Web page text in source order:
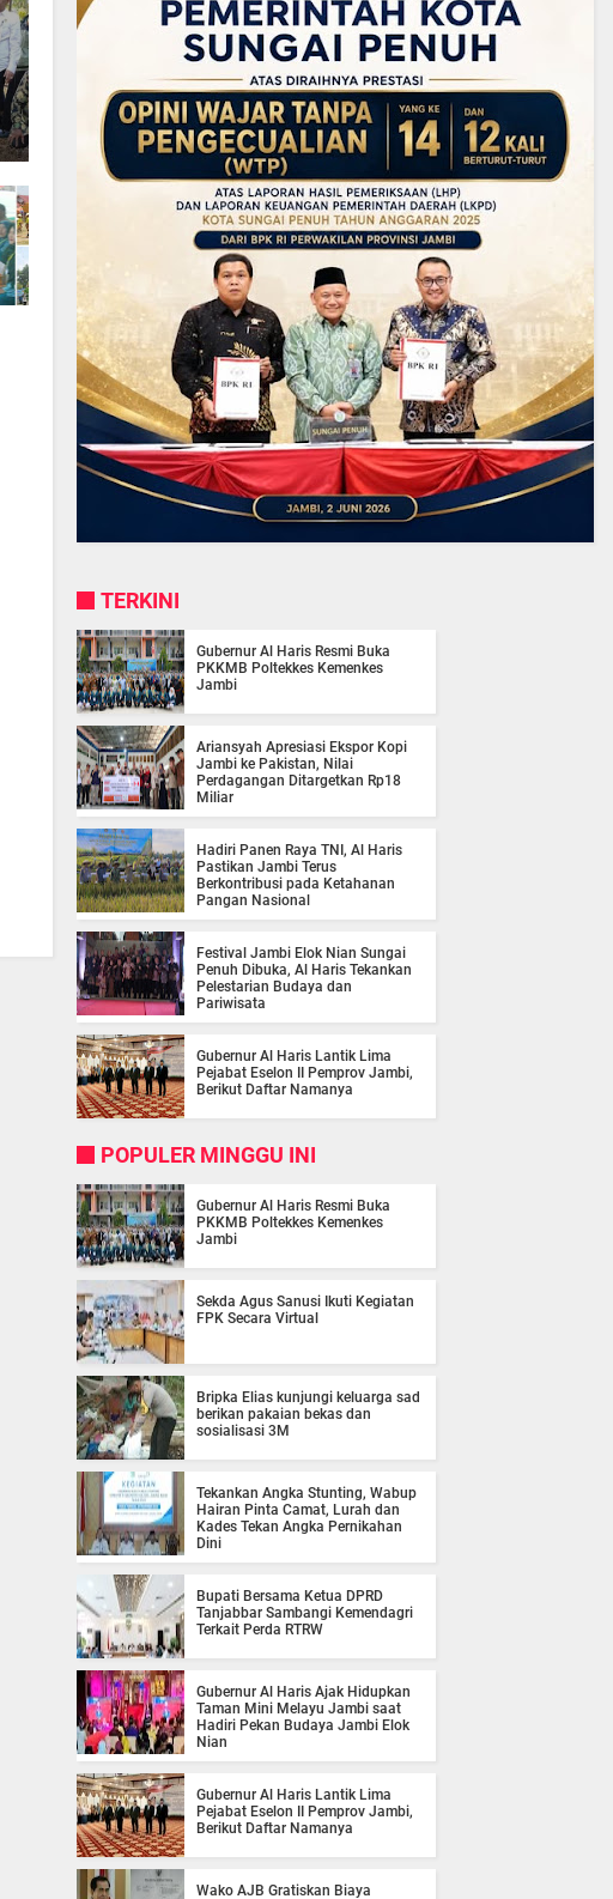
TERKINI
Gubernur Al Haris Resmi Buka
PKKMB Poltekkes Kemenkes
Jambi
Ariansyah Apresiasi Ekspor Kopi
Jambi ke Pakistan, Nilai
Perdagangan Ditargetkan Rp18
Miliar
Hadiri Panen Raya TNI, Al Haris
Pastikan Jambi Terus
Berkontribusi pada Ketahanan
Pangan Nasional
Festival Jambi Elok Nian Sungai
Penuh Dibuka, Al Haris Tekankan
Pelestarian Budaya dan
Pariwisata
Gubernur Al Haris Lantik Lima
Pejabat Eselon II Pemprov Jambi,
Berikut Daftar Namanya
POPULER MINGGU INI
Gubernur Al Haris Resmi Buka
PKKMB Poltekkes Kemenkes
Jambi
Sekda Agus Sanusi Ikuti Kegiatan
FPK Secara Virtual
Bripka Elias kunjungi keluarga sad
berikan pakaian bekas dan
sosialisasi 3M
Tekankan Angka Stunting, Wabup
Hairan Pinta Camat, Lurah dan
Kades Tekan Angka Pernikahan
Dini
Bupati Bersama Ketua DPRD
Tanjabbar Sambangi Kemendagri
Terkait Perda RTRW
Gubernur Al Haris Ajak Hidupkan
Taman Mini Melayu Jambi saat
Hadiri Pekan Budaya Jambi Elok
Nian
Gubernur Al Haris Lantik Lima
Pejabat Eselon II Pemprov Jambi,
Berikut Daftar Namanya
Wako AJB Gratiskan Biaya